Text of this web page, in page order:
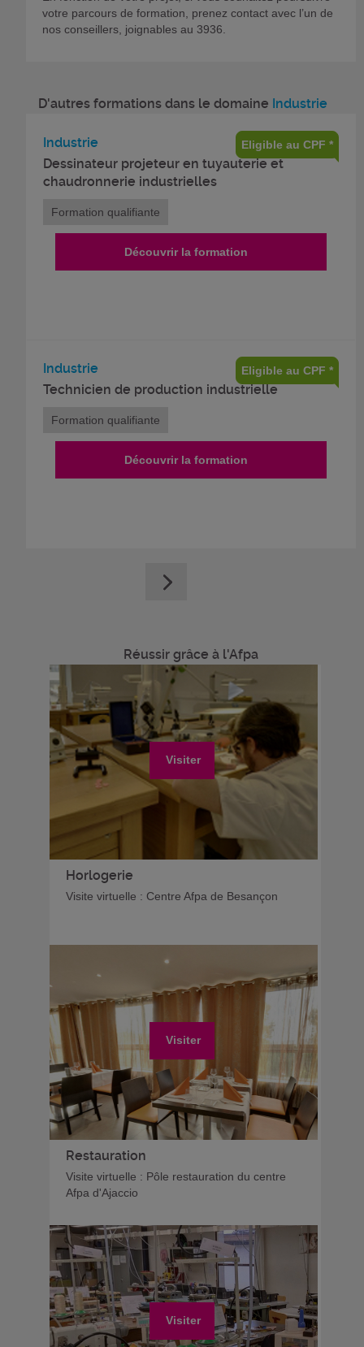
votre parcours de formation, prenez contact avec l’un de
nos conseillers, joignables au 3936.
D'autres formations dans le domaine Industrie
Industrie
Dessinateur projeteur en tuyauterie et
chaudronnerie industrielles
Eligible au CPF *
Formation qualifiante
Découvrir la formation
Industrie
Technicien de production industrielle
Eligible au CPF *
Formation qualifiante
Découvrir la formation
Réussir grâce à l'Afpa
Visiter
Horlogerie
Visite virtuelle : Centre Afpa de Besançon
Visiter
Restauration
Visite virtuelle : Pôle restauration du centre
Afpa d'Ajaccio
Visiter